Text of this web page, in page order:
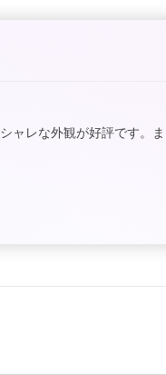
ャレな外観が好評です。